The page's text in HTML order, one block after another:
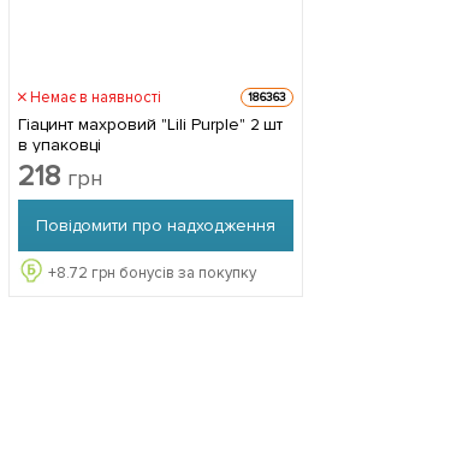
Немає в наявності 186363
Гіацинт махровий "Lili Purple" 2 шт
в упаковці
218 грн
Повідомити про надходження
+8.72 грн бонусів за покупку